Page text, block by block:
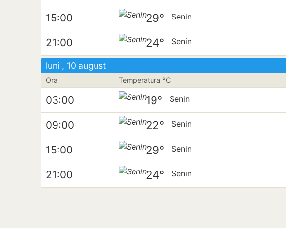
15:00 29° Senin
21:00 24° Senin
luni , 10 august
Ora Temperatura °C
03:00 19° Senin
09:00 22° Senin
15:00 29° Senin
21:00 24° Senin